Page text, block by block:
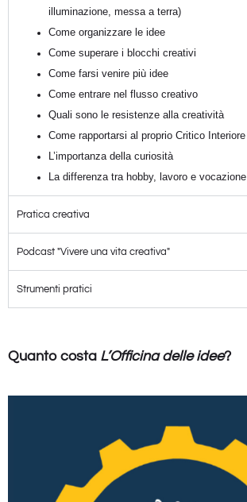
illuminazione, messa a terra)
Come organizzare le idee
Come superare i blocchi creativi
Come farsi venire più idee
Come entrare nel flusso creativo
Quali sono le resistenze alla creatività
Come rapportarsi al proprio Critico Interiore
L’importanza della curiosità
La differenza tra hobby, lavoro e vocazione
Pratica creativa
Podcast "Vivere una vita creativa"
Strumenti pratici
Quanto costa L’Officina delle idee?